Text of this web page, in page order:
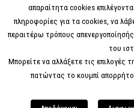
© COPYRIGHT 2017
απαραίτητα cookies
πληροφορίες για τα cookies, να
περαιτέρω τρόπους
του
Μπορείτε να αλλάξετε τις επιλογές
πατώντας το κουμπί